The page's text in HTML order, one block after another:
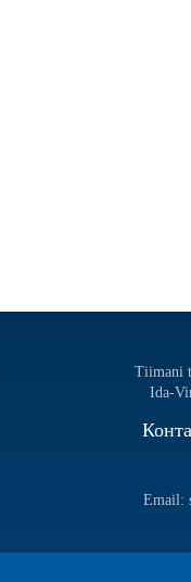
Tiimani
Ida-
Email: